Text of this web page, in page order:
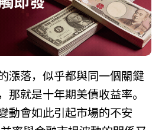
漲落，似乎都與同一個關鍵
那就是十年期美債收益率。
動會如此引起市場的不安